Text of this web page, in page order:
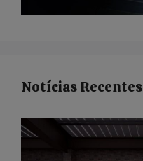
Notícias Recentes